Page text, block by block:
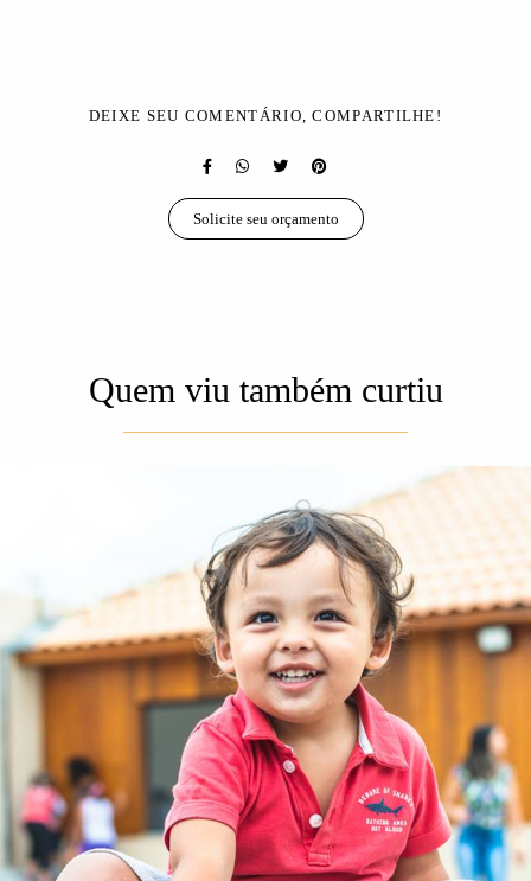
DEIXE SEU COMENTÁRIO, COMPARTILHE!
Solicite seu orçamento
Quem viu também curtiu